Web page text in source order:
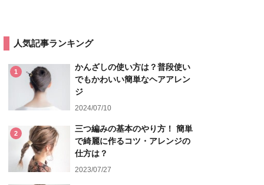
人気記事ランキング
1
かんざしの使い方は？普段使い
でもかわいい簡単なヘアアレン
ジ
2024/07/10
2
三つ編みの基本のやり方！ 簡単
で綺麗に作るコツ・アレンジの
仕方は？
2023/07/27